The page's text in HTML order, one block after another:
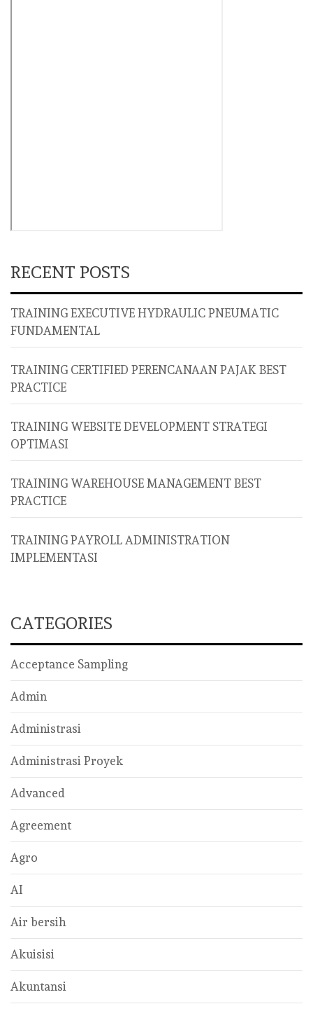
RECENT POSTS
TRAINING EXECUTIVE HYDRAULIC PNEUMATIC
FUNDAMENTAL
TRAINING CERTIFIED PERENCANAAN PAJAK BEST
PRACTICE
TRAINING WEBSITE DEVELOPMENT STRATEGI
OPTIMASI
TRAINING WAREHOUSE MANAGEMENT BEST
PRACTICE
TRAINING PAYROLL ADMINISTRATION
IMPLEMENTASI
CATEGORIES
Acceptance Sampling
Admin
Administrasi
Administrasi Proyek
Advanced
Agreement
Agro
AI
Air bersih
Akuisisi
Akuntansi